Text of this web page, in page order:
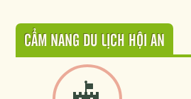
CẨM NANG DU LỊCH HỘI AN